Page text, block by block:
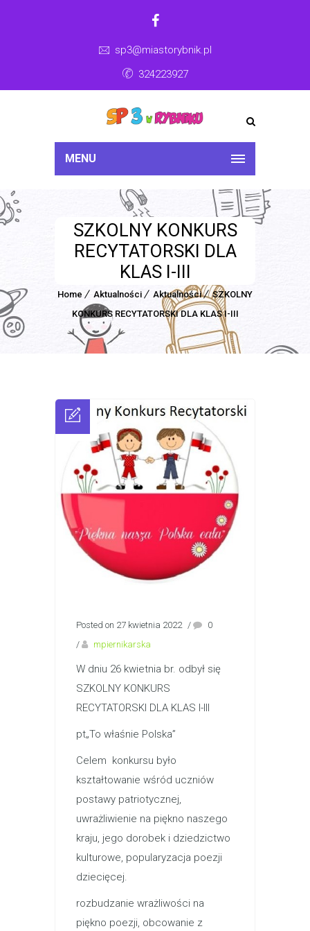
sp3@miastorybnik.pl
324223927
MENU
SZKOLNY KONKURS
RECYTATORSKI DLA
KLAS I-III
Home Aktualności Aktualności
SZKOLNY
KONKURS RECYTATORSKI DLA KLAS I-III
Posted on 27 kwietnia 2022 /
0
/
mpiernikarska
W dniu 26 kwietnia br. odbył się
SZKOLNY KONKURS
RECYTATORSKI DLA KLAS I-III
pt„To właśnie Polska”
Celem konkursu było
kształtowanie wśród uczniów
postawy patriotycznej,
uwrażliwienie na piękno naszego
kraju, jego dorobek i dziedzictwo
kulturowe, popularyzacja poezji
dziecięcej.
rozbudzanie wrażliwości na
piękno poezji, obcowanie z